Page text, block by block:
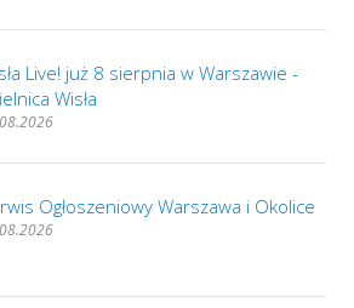
Live! już 8 sierpnia w Warszawie -
Wisła
Ogłoszeniowy Warszawa i Okolice